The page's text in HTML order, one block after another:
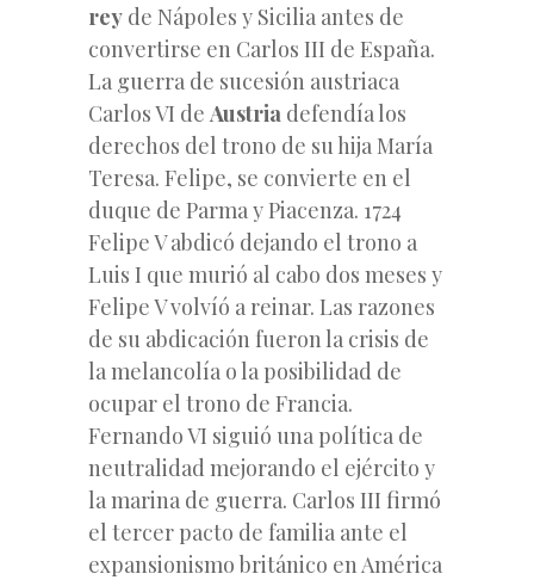
rey de Nápoles y Sicilia antes de
convertirse en Carlos III de España.
La guerra de sucesión austriaca
Carlos VI de Austria defendía los
derechos del trono de su hija María
Teresa. Felipe, se convierte en el
duque de Parma y Piacenza. 1724
Felipe V abdicó dejando el trono a
Luis I que murió al cabo dos meses y
Felipe V volvíó a reinar. Las razones
de su abdicación fueron la crisis de
la melancolía o la posibilidad de
ocupar el trono de Francia.
Fernando VI siguió una política de
neutralidad mejorando el ejército y
la marina de guerra. Carlos III firmó
el tercer pacto de familia ante el
expansionismo británico en América